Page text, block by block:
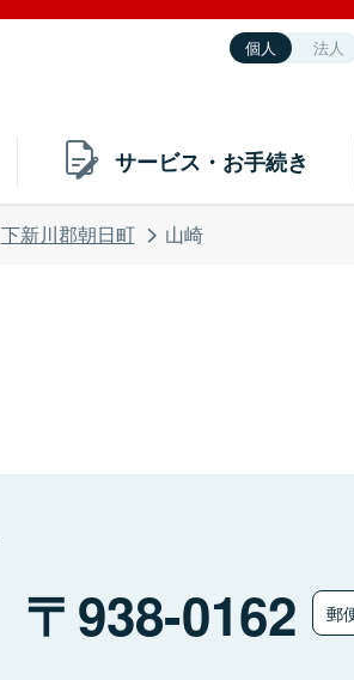
個人 法人
サービス・お手続き
下新川郡朝日町 山崎
938-0162 郵